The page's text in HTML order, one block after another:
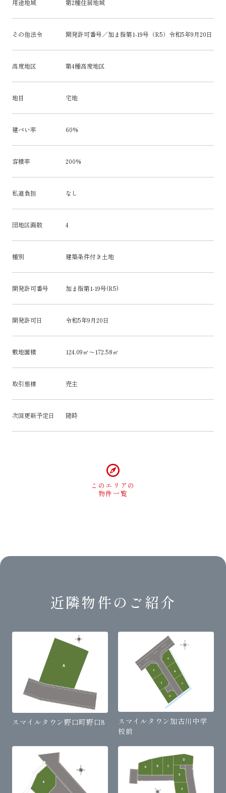
用途地域 第2種住居地域
その他法令 開発許可番号／加ま指第1-19号（R5）令和5年9月20日
高度地区 第4種高度地区
地目 宅地
建ぺい率 60%
容積率 200%
私道負担 なし
団地区画数 4
種別 建築条件付き土地
開発許可番号 加ま指第1-19号(R5)
開発許可日 令和5年9月20日
敷地面積 124.09㎡～172.58㎡
取引態様 売主
次回更新予定日 随時
このエリアの
物件一覧
近隣物件のご紹介
スマイルタウン野口町野口8
スマイルタウン加古川中学
校前